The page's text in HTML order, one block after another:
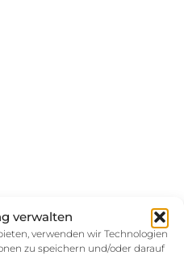
verwalten
verwenden wir Technologien
zu speichern und/oder darauf